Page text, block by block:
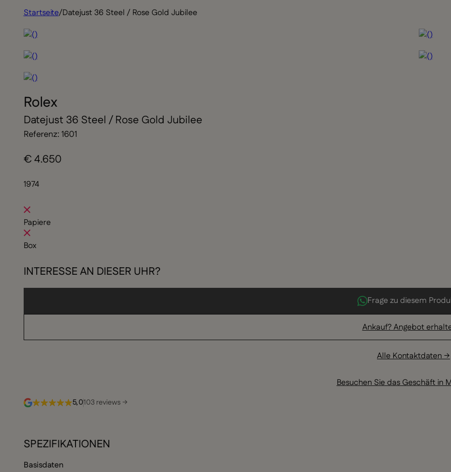
Startseite/Datejust 36 Steel / Rose Gold Jubilee
Rolex
Datejust 36 Steel / Rose Gold Jubilee
Referenz: 1601
€ 4.650
1974
Papiere
Box
INTERESSE AN DIESER UHR?
Frage zu diesem
Ankauf? Angebot
Alle Kontaktdaten →
Besuchen Sie das Geschäft in
5,0103 reviews →
SPEZIFIKATIONEN
Basisdaten